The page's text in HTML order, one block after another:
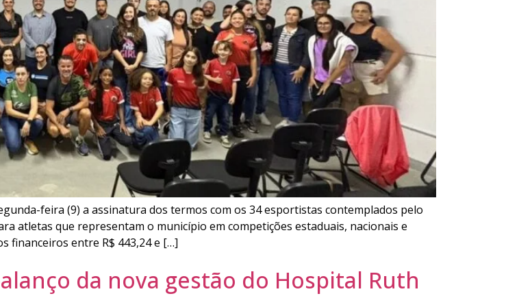
feira (9) a assinatura dos termos com os 34 esportistas contemplados pelo
atletas que representam o município em competições estaduais, nacionais e
financeiros entre R$ 443,24 e […]
da nova gestão do Hospital Ruth